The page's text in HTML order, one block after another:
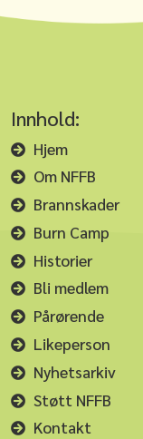
Innhold:
Hjem
Om NFFB
Brannskader
Burn Camp
Historier
Bli medlem
Pårørende
Likeperson
Nyhetsarkiv
Støtt NFFB
Kontakt